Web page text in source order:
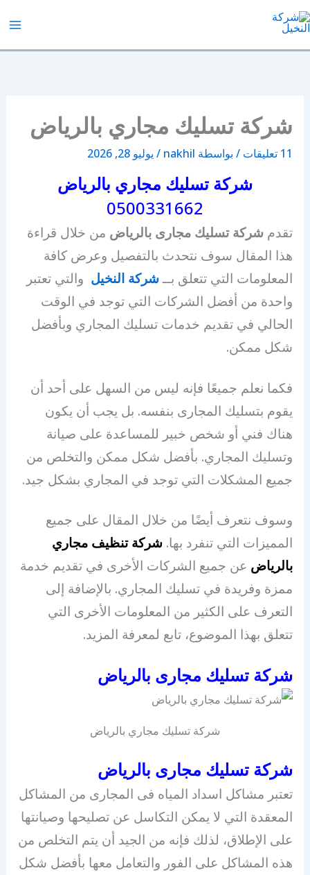
تخطي
إلى
المحتوى
شركة تسليك مجاري بالرياض
11 تعليقات / بواسطة nakhil
/ يوليو 28, 2026
شركة تسليك مجاري بالرياض
0500331662
تقدم شركة تسليك مجارى بالرياض من خلال قراءة
هذا المقال سوف نتحدث بالتفصيل وعرض كافة
المعلومات التي تتعلق بــشركة النخيل والتي تعتبر
واحدة من أفضل الشركات التي توجد في الوقت
الحالي في تقديم خدمات تسليك المجاري وبأفضل
شكل ممكن.
فكما نعلم جميعًا فإنه ليس من السهل على أحد أن
يقوم بتسليك المجارى بنفسه. بل يجب أن يكون
هناك فني أو شخص خبير للمساعدة على صيانة
وتسليك المجاري. بأفضل شكل ممكن والتخلص من
جميع المشكلات التي توجد في المجاري بشكل جيد.
وسوف نتعرف أيضًا من خلال المقال على جميع
المميزات التي تنفرد بها. شركة تنظيف مجاري
بالرياض عن جميع الشركات الأخرى في تقديم خدمة
ممزة وفريدة في تسليك المجاري. بالإضافة إلى
التعرف على الكثير من المعلومات الأخرى التي
تتعلق بهذا الموضوع، تابع لمعرفة المزيد.
شركة تسليك مجارى بالرياض
شركة تسليك مجاري بالرياض
شركة تسليك مجارى بالرياض
تعتبر مشاكل اسداد المياه فى المجارى من المشاكل
المعقدة التي لا يمكن التكاسل عن تصليحها وصيانتها
على الإطلاق، لذلك فإنه من الجيد أن يتم التخلص من
هذه المشاكل على الفور والتعامل معها بأفضل شكل